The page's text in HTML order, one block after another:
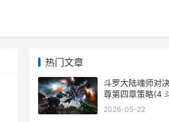
热门文章
斗罗大陆魂师对
尊第四章策略(4
魂师对决国际服
2026-05-22